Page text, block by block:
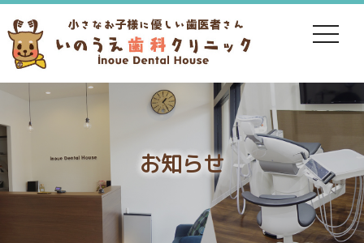
toggle
お知らせ